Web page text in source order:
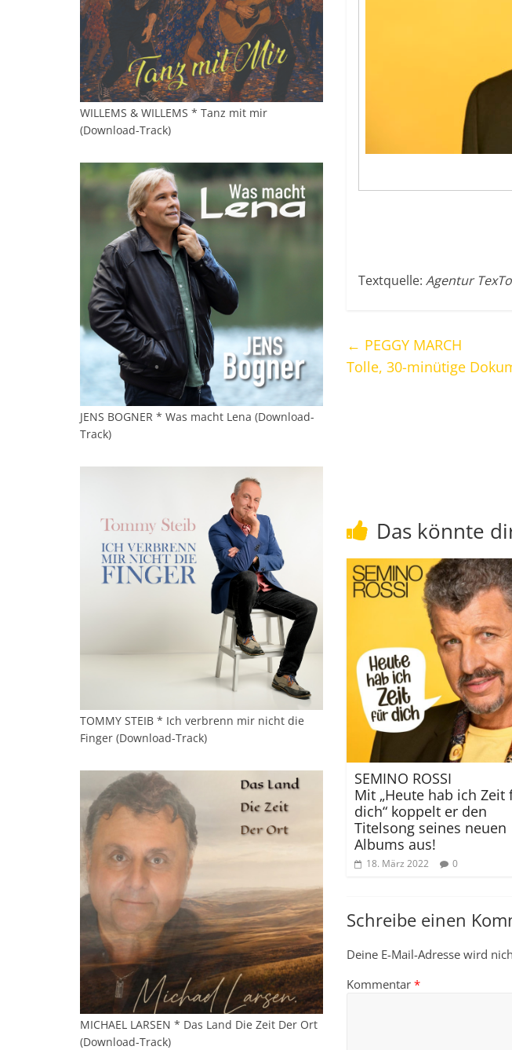
Textquelle: Agentur
← PEGGY MARCH
Tolle, 30-minütige
Das könnte
SEMINO ROSSI
Mit „Heute hab ich Zeit
dich“ koppelt er den
Titelsong seines neuen
Albums aus!
18. März 2022 0
Schreibe einen
Deine E-Mail-Adresse wird
Kommentar *
WILLEMS & WILLEMS * Tanz mit mir
(Download-Track)
JENS BOGNER * Was macht Lena (Download-
Track)
TOMMY STEIB * Ich verbrenn mir nicht die
Finger (Download-Track)
MICHAEL LARSEN * Das Land Die Zeit Der Ort
(Download-Track)